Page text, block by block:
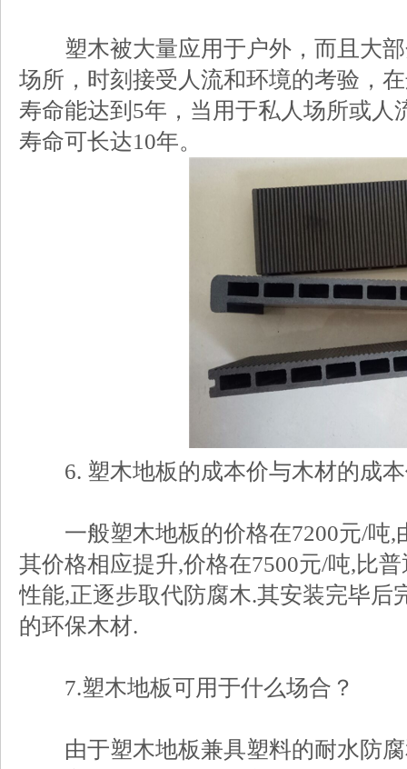
塑木被大量应用于户外，而且大部
场所，时刻接受人流和环境的考验，
寿命能达到5年，当用于私人场所或人
寿命可长达10年。
6. 塑木地板的成本价与木材的成本
一般塑木地板的价格在7200元/吨,
其价格相应提升,价格在7500元/吨,比
性能,正逐步取代防腐木.其安装完毕后
的环保木材.
7.塑木地板可用于什么场合？
由于塑木地板兼具塑料的耐水防腐